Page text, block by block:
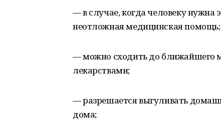
— в случае, когда человеку нужна
неотложная медицинская помощь;
— можно сходить до ближайшего
лекарствами;
— разрешается выгуливать
дома;